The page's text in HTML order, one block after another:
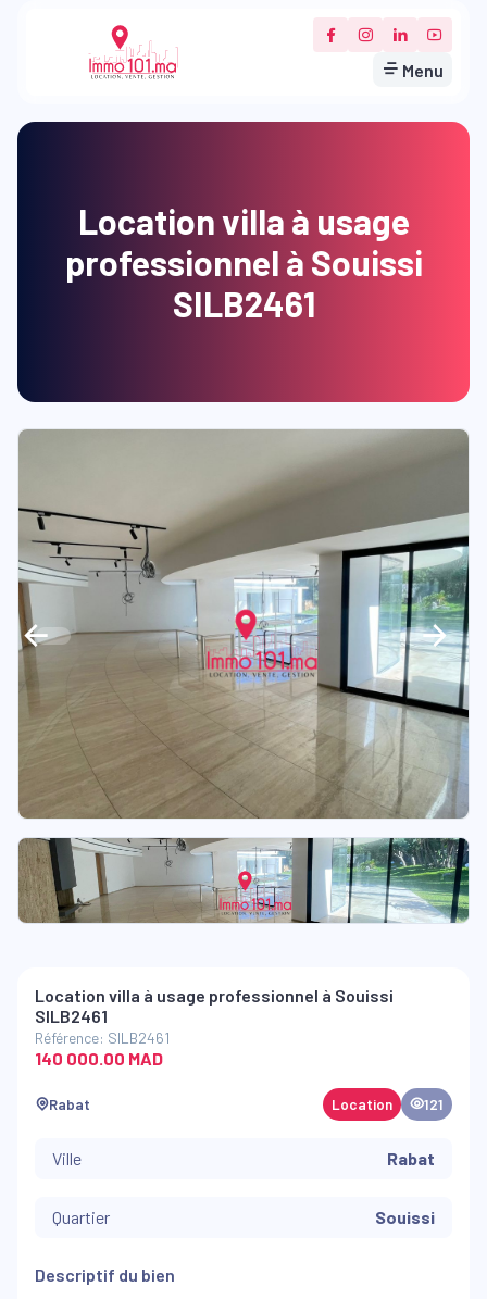
Menu
Location villa à usage
professionnel à Souissi
SILB2461
Location villa à usage professionnel à Souissi
SILB2461
Référence: SILB2461
140 000.00 MAD
Rabat Location 121
Ville Rabat
Quartier Souissi
Descriptif du bien